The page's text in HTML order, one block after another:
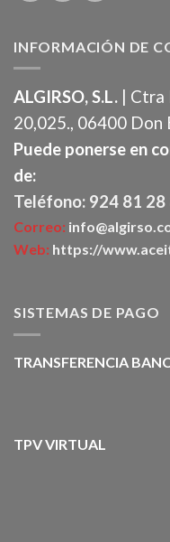
INFORMACIÓN DE
ALGIRSO, S.L. |
20,025., 06400 Don
Puede ponerse en
de:
Teléfono: 924 81 28
Correo:
Web: https://
SISTEMAS DE PAGO
TRANSFERENCIA
TPV VIRTUAL